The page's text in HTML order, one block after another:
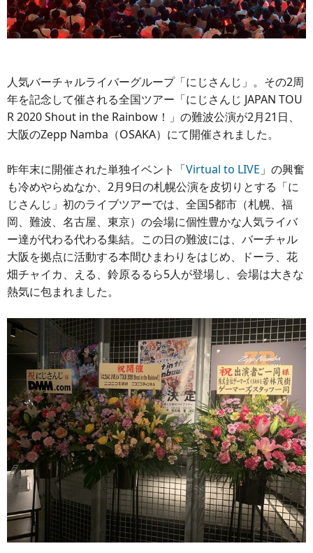
人気バーチャルライバーグループ「にじさんじ」。その2周
年を記念して催される全国ツアー「にじさんじ JAPAN TOU
R 2020 Shout in the Rainbow！」の難波公演が2月21日、
大阪のZepp Namba（OSAKA）にて開催されました。
昨年末に開催された単独イベント「Virtual to LIVE 」の興奮
も冷めやらぬなか、2月9日の札幌公演を皮切りとする「に
じさんじ」初のライブツアーでは、全国5都市（札幌、福
岡、難波、名古屋、東京）の会場に個性豊かな人気ライバ
ー達が代わる代わる集結。この日の難波には、バーチャル
大阪を拠点に活動する本間ひまわりをはじめ、ドーラ、花
畑チャイカ、える、鈴原るるら5人が登場し、会場は大きな
熱気に包まれました。